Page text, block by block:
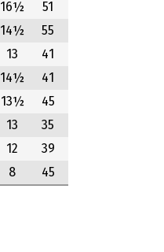
16½
51
14½
55
13
41
14½
41
13½
45
13
35
12
39
8 45